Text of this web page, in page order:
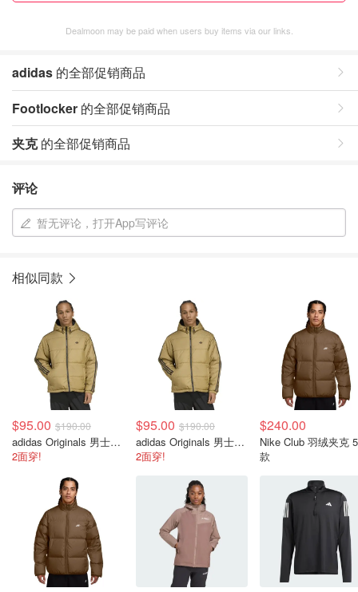
Dealmoon may be paid when users buy items via our links.
adidas 的全部促销商品
Footlocker 的全部促销商品
夹克的全部促销商品
评论
暂无评论，打开App写评论
相似同款
$95.00 $190.00
adidas Originals 男士可翻转夹克
2面穿!
$95.00 $190.00
adidas Originals 男士可翻转夹克
2面穿!
$240.00
Nike Club 羽绒夹克 550
款